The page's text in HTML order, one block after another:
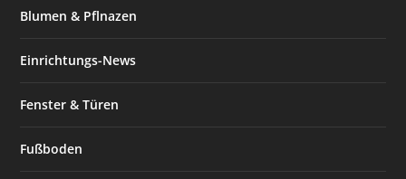
Blumen & Pflnazen
Einrichtungs-News
Fenster & Türen
Fußboden